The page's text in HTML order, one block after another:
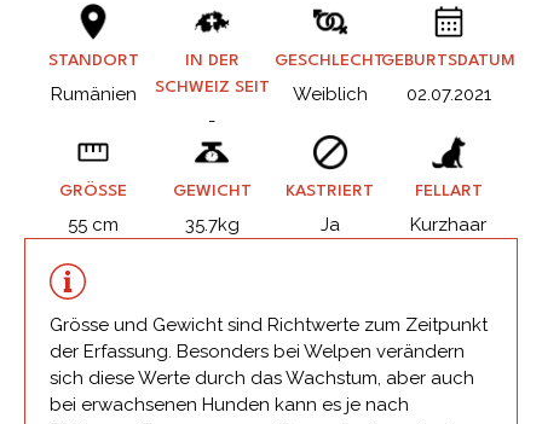
STANDORT
Rumänien
IN DER
SCHWEIZ SEIT
-
GESCHLECHT
Weiblich
GEBURTSDATUM
02.07.2021
GRÖSSE
55 cm
GEWICHT
35.7kg
KASTRIERT
Ja
FELLART
Kurzhaar
Grösse und Gewicht sind Richtwerte zum Zeitpunkt
der Erfassung. Besonders bei Welpen verändern
sich diese Werte durch das Wachstum, aber auch
bei erwachsenen Hunden kann es je nach